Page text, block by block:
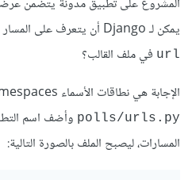
يمكن لـ Django أن يتعرف على المسار المطلوب عند استخدام الوسم
url في ملف القالب؟
اﻹجابة هي نطاقات اﻷسماء Namespaces. توجه إلى الملف
polls/urls.py وأضف اسم
المسارات، ليصبح الملف بالصورة التالية: